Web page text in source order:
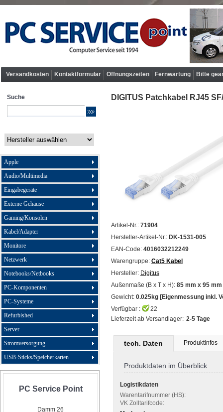
Versandkosten Kontaktformular Öffnungszeiten Fernwartung Bitte
Suche
Apple
Audio/Multimedia
Eingabegeräte
Externe Gehäuse
Gaming/Konsolen
Kabel/Adapter
Monitore
Netzwerk
Notebooks/Netbooks
PC-Komponenten
PC-Systeme
Refurbished
Server
Stromversorgung
USB-Sticks/Speicherkarten
PC Service Point
Damm 26
DIGITUS Patchkabel RJ45
Artikel-Nr.: 71904
Hersteller-Artikel-Nr.: DK-1531-005
EAN-Code: 4016032212249
Warengruppe: Cat5 Kabel
Hersteller: Digitus
Außenmaße (B x T x H): 85 mm x 95
Gewicht: 0.025kg [Eigenmessung inkl.
Verfügbar :
22
Lieferzeit ab Versandlager: 2-5 Tage
tech. Daten Produktinfos
Produktdaten im Überblick
Logistikdaten
Warentarifnummer (HS):
VK Zolltarifcode: